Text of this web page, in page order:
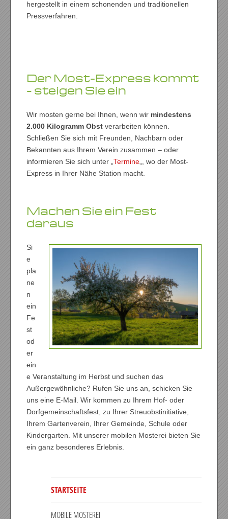
hergestellt in einem schonenden und traditionellen
Pressverfahren.
Der Most-Express kommt
– steigen Sie ein
Wir mosten gerne bei Ihnen, wenn wir mindestens
2.000 Kilogramm Obst verarbeiten können.
Schließen Sie sich mit Freunden, Nachbarn oder
Bekannten aus Ihrem Verein zusammen – oder
informieren Sie sich unter „Termine „, wo der Most-
Express in Ihrer Nähe Station macht.
Machen Sie ein Fest
daraus
Si
e
pla
ne
n
ein
Fe
st
od
er
ein
e Veranstaltung im Herbst und suchen das
Außergewöhnliche? Rufen Sie uns an, schicken Sie
uns eine E-Mail. Wir kommen zu Ihrem Hof- oder
Dorfgemeinschaftsfest, zu Ihrer Streuobstinitiative,
Ihrem Gartenverein, Ihrer Gemeinde, Schule oder
Kindergarten. Mit unserer mobilen Mosterei bieten Sie
ein ganz besonderes Erlebnis.
STARTSEITE
MOBILE MOSTEREI